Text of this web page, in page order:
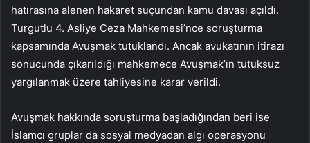
hatırasına alenen hakaret suçundan kamu davası açıldı.
Turgutlu 4. Asliye Ceza Mahkemesi’nce soruşturma
kapsamında Avuşmak tutuklandı. Ancak avukatının itirazı
sonucunda çıkarıldığı mahkemece Avuşmak’ın tutuksuz
yargılanmak üzere tahliyesine karar verildi.
Avuşmak hakkında soruşturma başladığından beri ise
İslamcı gruplar da sosyal medyadan algı operasyonu